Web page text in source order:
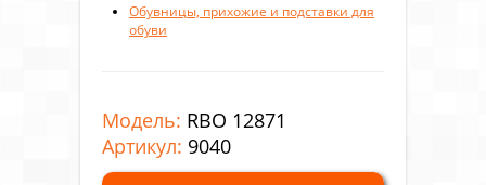
Обувницы, прихожие и подставки для
обуви
Модель: RBO 12871
Артикул: 9040